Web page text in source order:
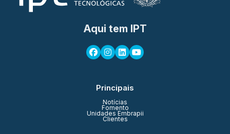
Aqui tem IPT
Principais
Notícias
Fomento
Unidades Embrapii
Clientes